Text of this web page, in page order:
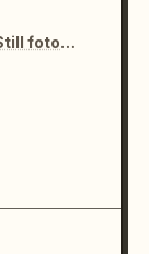
Fermo immagine cinematografico / Still fotografico